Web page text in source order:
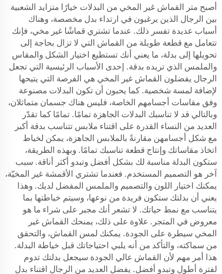
أصبح متر القماش غير المخي من البدلات خيارًا متزايد الشعبية
بين الرجال الذين يرغبون في ارتداء بدل مخصصة، وهناك
أسباب عديدة تفسر ذلك. عندما تشتري قماشًا غير مخي، فإنك
تتعامل مع قطعة طويلة من القماش التي لا تزال بحاجة إلى
تحويلها إلى بدلة، ما يعني أنك تستطيع اختيار الشكل والمقاس
والملمس الذي تريده بدقة. إحدى الأسباب الرئيسية التي تجعل
الرجال يفضلون القماش غير المخي هي الفرصة التي يتيحها
لإضافة لمسة شخصية. كما يحبون أن تكون البدلات مصنوعة
وفق مقاسات أجسامهم الخاصة، فليس هناك جسمان متماثلان،
وبالتالي قد لا تناسبك البدلات الجاهزة تمامًا. تمامًا كما تقدّر
العديد من النساء القدرة على اقتناء ملابس تتناسب بدقة أكبر
مع شكل أجسامهن مقارنةً بالملابس الجاهزة، يمكن لخياط
اتخاذ مقاساتك وإنتاج قطعة تناسبك تمامًا. وبهذه الطريقة،
ستكون البدلة مناسبة لك بشكل أفضل وتبدو أكثر أناقة. سبب
آخر هو التصميم المستخدم. فعندما تشتري الأقمشة غير المخيّة،
يمكنك اختيار اللون والتصميم والملمس المفضل لديك. وهذا
يعني أن بدلتك ستكون فريدة من نوعها، وسيتم خياطتها بما
يتناسب مع نمط حياتك. لا تشعر أنك مجبر على شراء ما هو
معروض في المتجر. علاوة على ذلك، يمنحك القماش غير
المخي سيطرة على الجودة. يمكنك لمس القماش، والتحقق
من سماكته، والتأكد من أنه يلبي احتياجاتك قبل خياطة البدلة.
هذا أمر مهم لأن القماش عالي الجودة سيجعل بدلتك تدوم
لفترة أطول وتبدو أفضل. يفضل العديد من الرجال اقتناء بدل